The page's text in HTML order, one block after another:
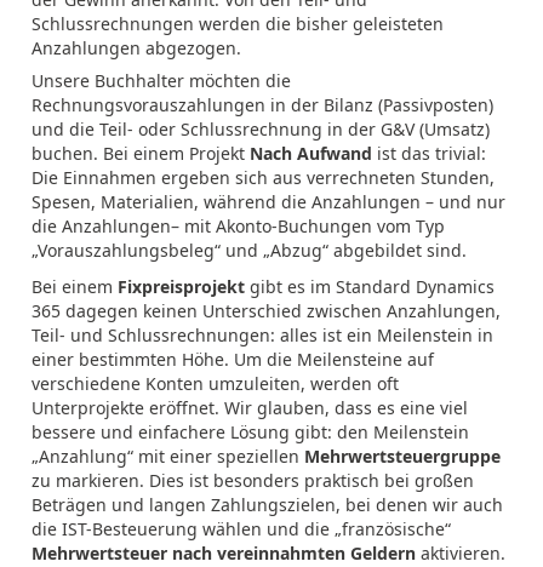
Schlussrechnungen werden die bisher geleisteten
Anzahlungen abgezogen.
Unsere Buchhalter möchten die
Rechnungsvorauszahlungen in der Bilanz (Passivposten)
und die Teil- oder Schlussrechnung in der G&V (Umsatz)
buchen. Bei einem Projekt Nach Aufwand ist das trivial:
Die Einnahmen ergeben sich aus verrechneten Stunden,
Spesen, Materialien, während die Anzahlungen – und nur
die Anzahlungen– mit Akonto-Buchungen vom Typ
„Vorauszahlungsbeleg“ und „Abzug“ abgebildet sind.
Bei einem Fixpreisprojekt gibt es im Standard Dynamics
365 dagegen keinen Unterschied zwischen Anzahlungen,
Teil- und Schlussrechnungen: alles ist ein Meilenstein in
einer bestimmten Höhe. Um die Meilensteine auf
verschiedene Konten umzuleiten, werden oft
Unterprojekte eröffnet. Wir glauben, dass es eine viel
bessere und einfachere Lösung gibt: den Meilenstein
„Anzahlung“ mit einer speziellen Mehrwertsteuergruppe
zu markieren. Dies ist besonders praktisch bei großen
Beträgen und langen Zahlungszielen, bei denen wir auch
die IST-Besteuerung wählen und die „französische“
Mehrwertsteuer nach vereinnahmten Geldern aktivieren.